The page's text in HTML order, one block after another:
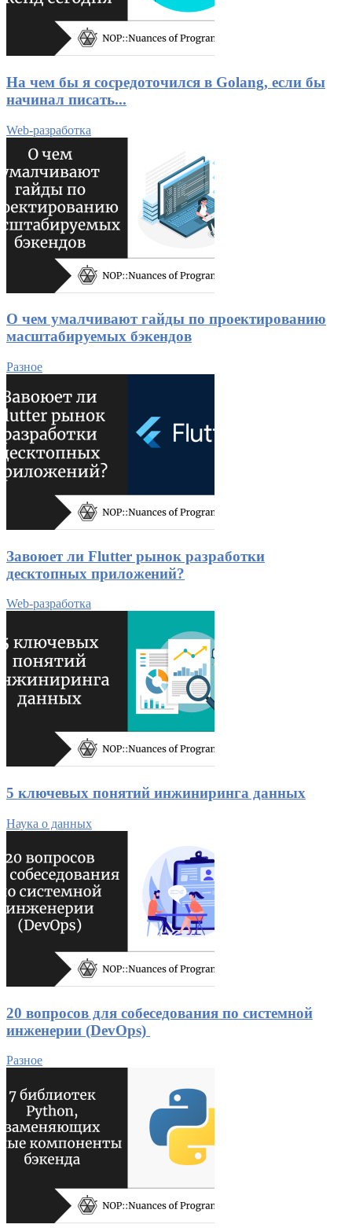
На чем бы я сосредоточился в Golang, если бы
начинал писать...
Web-разработка
О чем умалчивают гайды по проектированию
масштабируемых бэкендов
Разное
Завоюет ли Flutter рынок разработки
десктопных приложений?
Web-разработка
5 ключевых понятий инжиниринга данных
Наука о данных
20 вопросов для собеседования по системной
инженерии (DevOps)
Разное